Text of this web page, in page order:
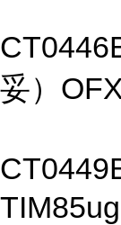
妥）
TIM85ug